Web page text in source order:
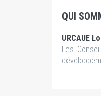
QUI
URCAUE
Les